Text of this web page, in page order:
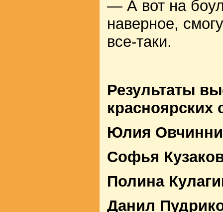
— А вот на
наверное,
все-таки.
Результаты
красноярских
Юлия
Софья
Полина
Данил